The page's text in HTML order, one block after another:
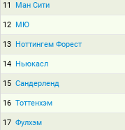
11 Ман Сити
12 МЮ
13 Ноттингем Форест
14 Ньюкасл
15 Сандерленд
16 Тоттенхэм
17 Фулхэм